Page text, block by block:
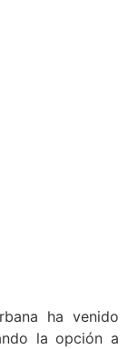
ha venido
la opción a